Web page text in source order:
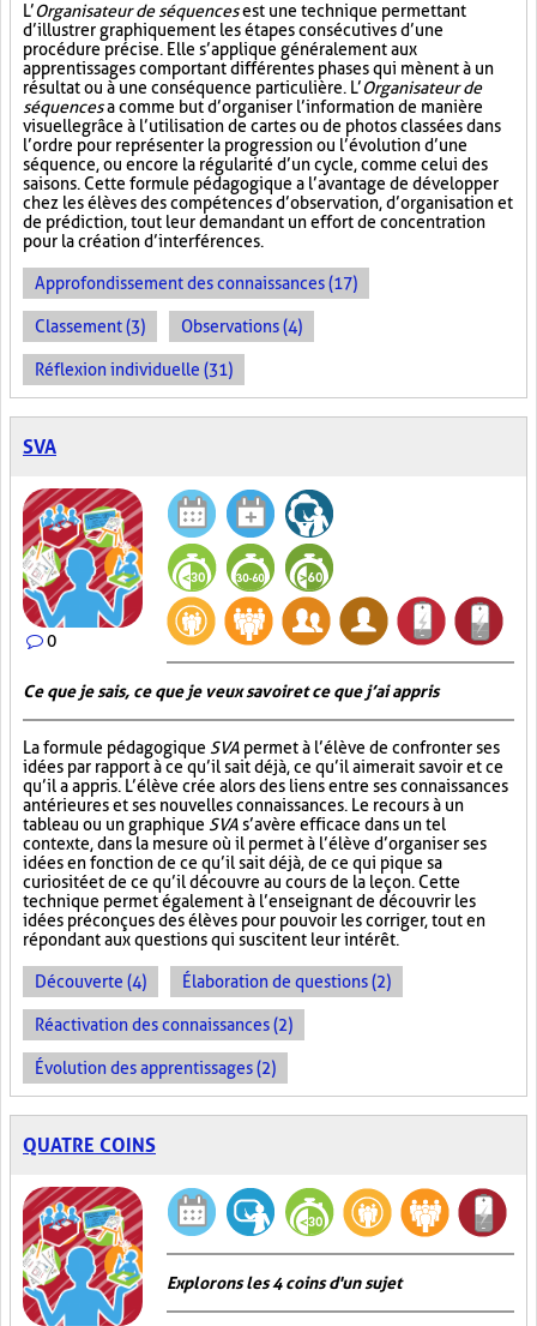
L’Organisateur de séquencesest une technique permettant
d’illustrer graphiquement les étapes consécutives d’une
procédure précise. Elle s’applique généralement aux
apprentissages comportant différentes phases qui mènent à un
résultat ou à une conséquence particulière. L’Organisateur de
séquencesa comme but d’organiser l’information de manière
visuellegrâce à l’utilisation de cartes ou de photos classées dans
l’ordre pour représenter la progression ou l’évolution d’une
séquence, ou encore la régularité d’un cycle, comme celui des
saisons. Cette formule pédagogique a l’avantage de développer
chez les élèves des compétences d’observation, d’organisation et
de prédiction, tout leur demandant un effort de concentration
pour la création d’interférences.
Approfondissement des connaissances (17)
Classement (3) Observations (4)
Réflexion individuelle (31)
SVA
0
Ce que je sais, ce que je veux savoir et ce que j’ai appris
La formule pédagogique SVA permet à l’élève de confronter ses
idées par rapport à ce qu’il sait déjà, ce qu’il aimerait savoir et ce
qu’il a appris. L’élève crée alors des liens entre ses connaissances
antérieures et ses nouvelles connaissances. Le recours à un
tableau ou un graphique SVA s’avère efficace dans un tel
contexte, dans la mesure où il permet à l’élève d’organiser ses
idées en fonction de ce qu’il sait déjà, de ce qui pique sa
curiosité et de ce qu’il découvre au cours de la leçon. Cette
technique permet également à l’enseignant de découvrir les
idées préconçues des élèves pour pouvoir les corriger, tout en
répondant aux questions qui suscitent leur intérêt.
Découverte (4) Élaboration de questions (2)
Réactivation des connaissances (2)
Évolution des apprentissages (2)
QUATRE COINS
Explorons les 4 coins d'un sujet